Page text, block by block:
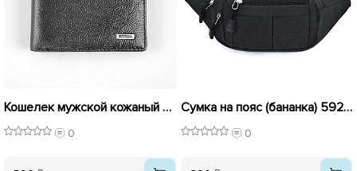
Кошелек мужской кожаный 594040 Черный
0
Сумка на пояс (бананка) 592625 Черная
0